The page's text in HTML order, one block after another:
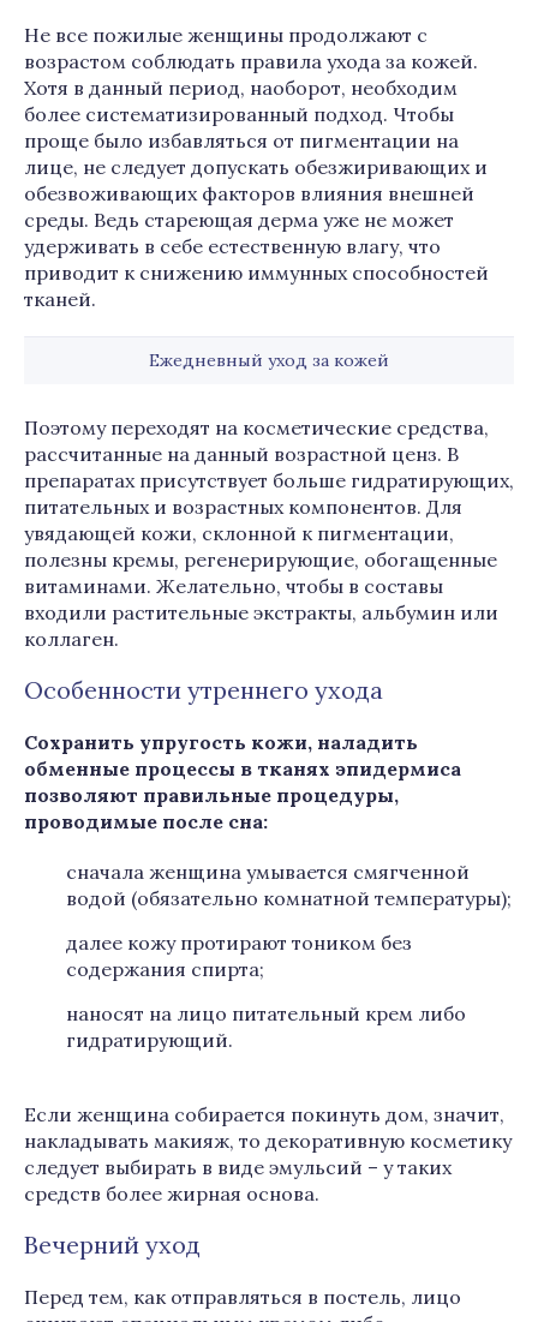
Не все пожилые женщины продолжают с
возрастом соблюдать правила ухода за кожей.
Хотя в данный период, наоборот, необходим
более систематизированный подход. Чтобы
проще было избавляться от пигментации на
лице, не следует допускать обезжиривающих и
обезвоживающих факторов влияния внешней
среды. Ведь стареющая дерма уже не может
удерживать в себе естественную влагу, что
приводит к снижению иммунных способностей
тканей.
Ежедневный уход за кожей
Поэтому переходят на косметические средства,
рассчитанные на данный возрастной ценз. В
препаратах присутствует больше гидратирующих,
питательных и возрастных компонентов. Для
увядающей кожи, склонной к пигментации,
полезны кремы, регенерирующие, обогащенные
витаминами. Желательно, чтобы в составы
входили растительные экстракты, альбумин или
коллаген.
Особенности утреннего ухода
Сохранить упругость кожи, наладить
обменные процессы в тканях эпидермиса
позволяют правильные процедуры,
проводимые после сна:
сначала женщина умывается смягченной
водой (обязательно комнатной температуры);
далее кожу протирают тоником без
содержания спирта;
наносят на лицо питательный крем либо
гидратирующий.
Если женщина собирается покинуть дом, значит,
накладывать макияж, то декоративную косметику
следует выбирать в виде эмульсий – у таких
средств более жирная основа.
Вечерний уход
Перед тем, как отправляться в постель, лицо